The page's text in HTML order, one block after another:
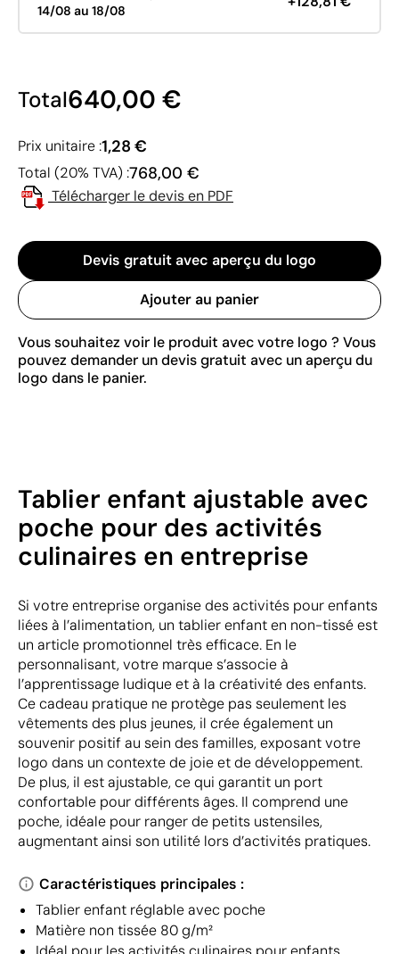
14/08 au 18/08
Total640,00 €
Prix unitaire :1,28 €
Total (20% TVA) :768,00 €
Télécharger le devis en PDF
Devis gratuit avec aperçu du logo
Ajouter au panier
Vous souhaitez voir le produit avec votre logo ? Vous
pouvez demander un devis gratuit avec un aperçu du
logo dans le panier.
Tablier enfant ajustable avec
poche pour des activités
culinaires en entreprise
Si votre entreprise organise des activités pour enfants
liées à l’alimentation, un tablier enfant en non-tissé est
un article promotionnel très efficace. En le
personnalisant, votre marque s’associe à
l’apprentissage ludique et à la créativité des enfants.
Ce cadeau pratique ne protège pas seulement les
vêtements des plus jeunes, il crée également un
souvenir positif au sein des familles, exposant votre
logo dans un contexte de joie et de développement.
De plus, il est ajustable, ce qui garantit un port
confortable pour différents âges. Il comprend une
poche, idéale pour ranger de petits ustensiles,
augmentant ainsi son utilité lors d’activités pratiques.
Caractéristiques principales :
Tablier enfant réglable avec poche
Matière non tissée 80 g/m²